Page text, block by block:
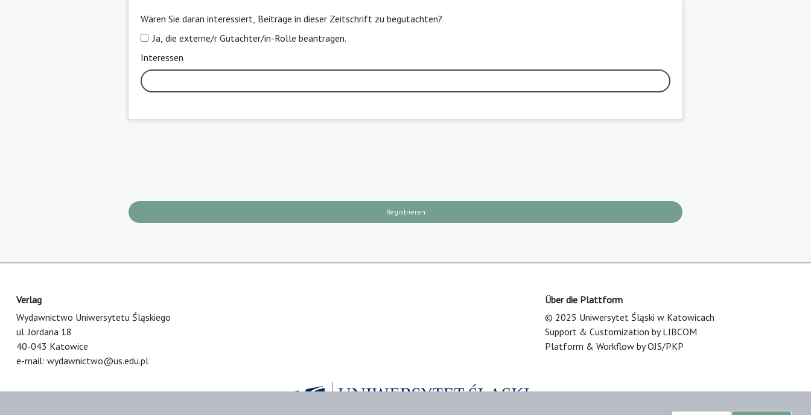
Wären Sie daran interessiert, Beiträge in dieser Zeitschrift zu begutachten?
Ja, die externe/r Gutachter/in-Rolle beantragen.
Interessen
Registrieren
Verlag
Wydawnictwo Uniwersytetu Śląskiego
ul. Jordana 18
40-043 Katowice
e-mail: wydawnictwo@us.edu.pl
Über die Plattform
© 2025 Uniwersytet Śląski w Katowicach
Support & Customization by LIBCOM
Platform & Workflow by OJS/PKP